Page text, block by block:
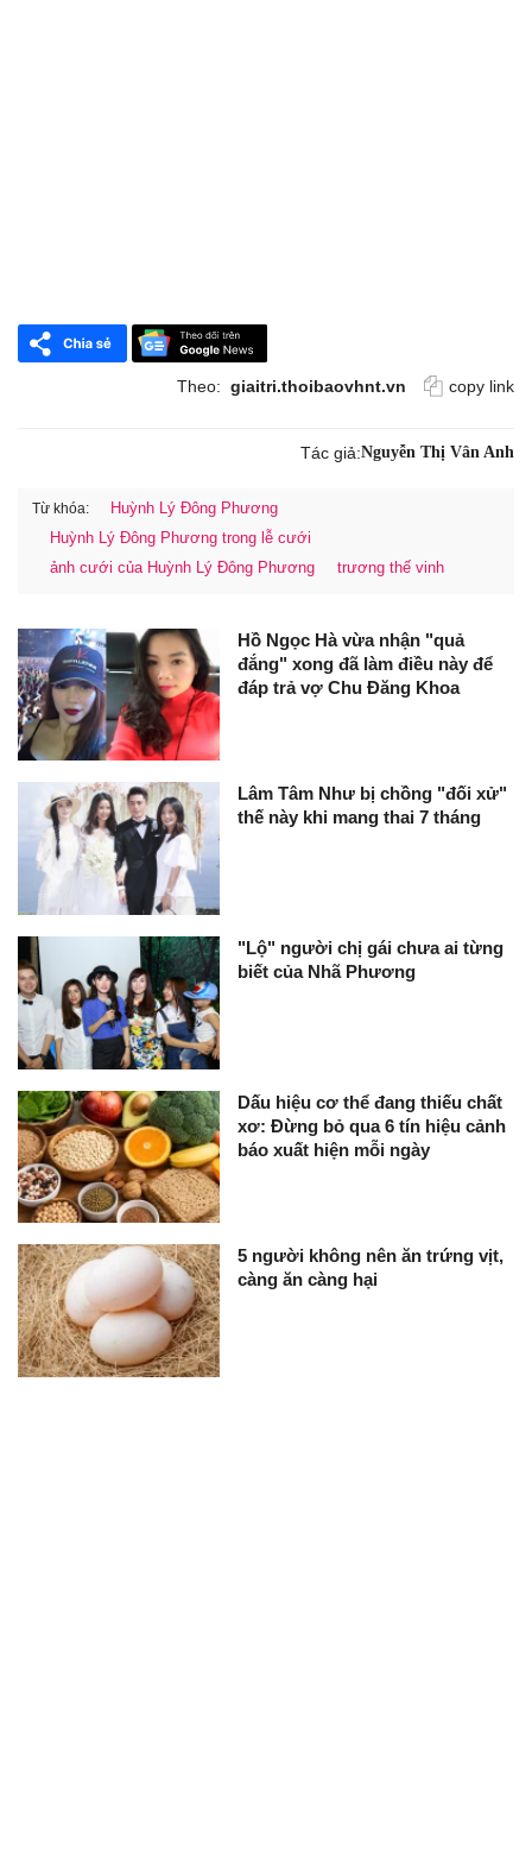
Theo: giaitri.thoibaovhnt.vn copy link
Tác giả:Nguyễn Thị Vân Anh
Từ khóa:
Huỳnh Lý Đông Phương
Huỳnh Lý Đông Phương trong lễ cưới
ảnh cưới của Huỳnh Lý Đông Phương
trương thế vinh
Hồ Ngọc Hà vừa nhận "quả
đắng" xong đã làm điều này để
đáp trả vợ Chu Đăng Khoa
Lâm Tâm Như bị chồng "đối xử"
thế này khi mang thai 7 tháng
"Lộ" người chị gái chưa ai từng
biết của Nhã Phương
Dấu hiệu cơ thể đang thiếu chất
xơ: Đừng bỏ qua 6 tín hiệu cảnh
báo xuất hiện mỗi ngày
5 người không nên ăn trứng vịt,
càng ăn càng hại